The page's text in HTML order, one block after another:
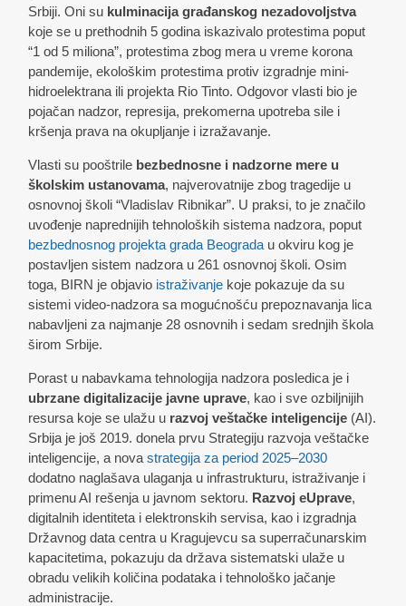
Srbiji. Oni su kulminacija građanskog nezadovoljstva
koje se u prethodnih 5 godina iskazivalo protestima poput
“1 od 5 miliona”, protestima zbog mera u vreme korona
pandemije, ekološkim protestima protiv izgradnje mini-
hidroelektrana ili projekta Rio Tinto. Odgovor vlasti bio je
pojačan nadzor, represija, prekomerna upotreba sile i
kršenja prava na okupljanje i izražavanje.
Vlasti su pooštrile bezbednosne i nadzorne mere u
školskim ustanovama, najverovatnije zbog tragedije u
osnovnoj školi “Vladislav Ribnikar”. U praksi, to je značilo
uvođenje naprednijih tehnoloških sistema nadzora, poput
bezbednosnog projekta grada Beograda u okviru kog je
postavljen sistem nadzora u 261 osnovnoj školi. Osim
toga, BIRN je objavio istraživanje koje pokazuje da su
sistemi video-nadzora sa mogućnošću prepoznavanja lica
nabavljeni za najmanje 28 osnovnih i sedam srednjih škola
širom Srbije.
Porast u nabavkama tehnologija nadzora posledica je i
ubrzane digitalizacije javne uprave, kao i sve ozbiljnijih
resursa koje se ulažu u razvoj veštačke inteligencije (AI).
Srbija je još 2019. donela prvu Strategiju razvoja veštačke
inteligencije, a novastrategija za period 2025–2030
dodatno naglašava ulaganja u infrastrukturu, istraživanje i
primenu AI rešenja u javnom sektoru. Razvoj eUprave,
digitalnih identiteta i elektronskih servisa, kao i izgradnja
Državnog data centra u Kragujevcu sa superračunarskim
kapacitetima, pokazuju da država sistematski ulaže u
obradu velikih količina podataka i tehnološko jačanje
administracije.